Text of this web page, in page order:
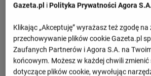
Gazeta.pl iPolityka Prywatności Agora S.A.
Klikając „Akceptuję” wyrażasz też zgodę
przechowywanie plików cookie Gazeta.pl
Zaufanych Partnerów i Agora S.A. na
końcowym. Możesz w każdej chwili
dotyczące plików cookie, wywołując